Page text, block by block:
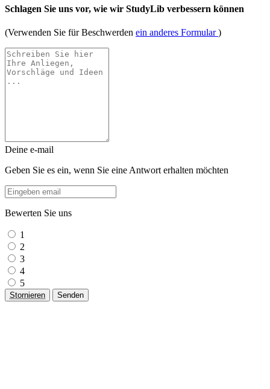
Schlagen Sie uns vor, wie wir StudyLib verbessern können
(Verwenden Sie für Beschwerden ein anderes Formular)
Deine e-mail
Geben Sie es ein, wenn Sie eine Antwort erhalten möchten
Bewerten Sie uns
1
2
3
4
5
Stornieren Senden